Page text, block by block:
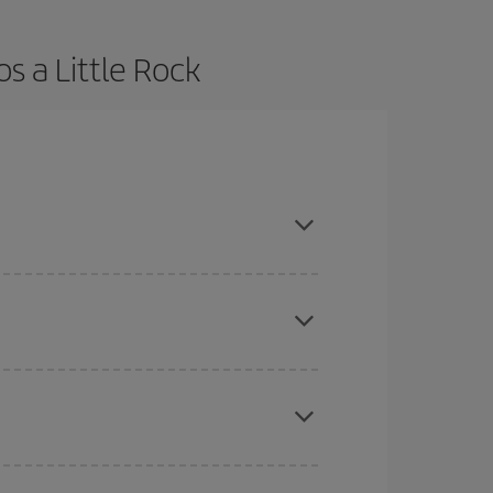
a Little Rock
el vuelo más barato.